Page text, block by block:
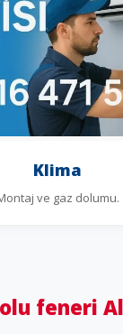
Klima
ve gaz dolumu.
feneri